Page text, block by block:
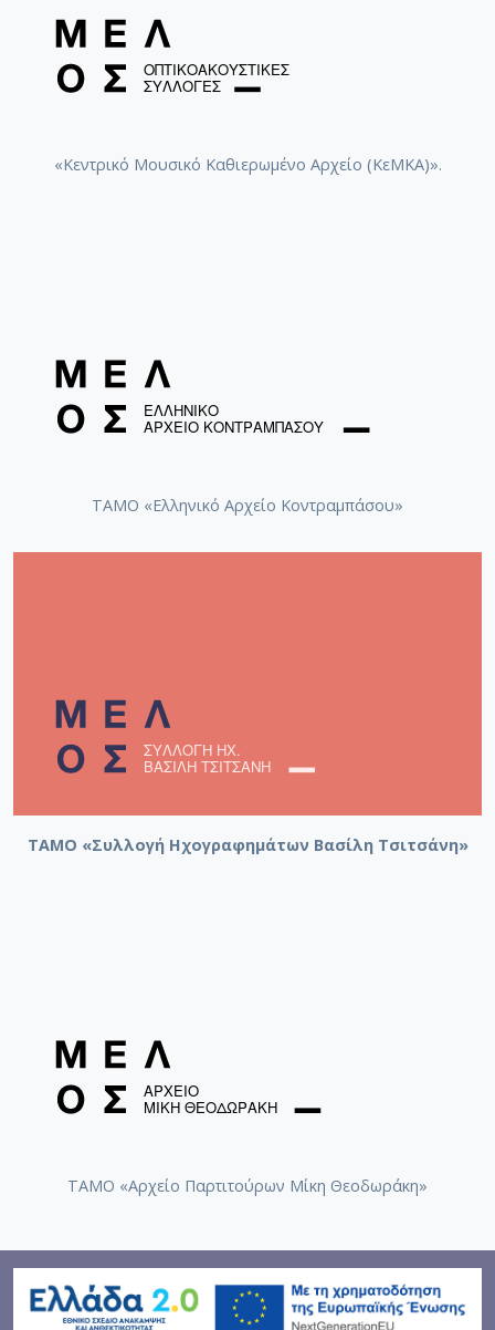
«Κεντρικό Μουσικό Καθιερωμένο Αρχείο (ΚεΜΚΑ)».
ΤΑΜΟ «Ελληνικό Αρχείο Κοντραμπάσου»
ΤΑΜΟ «Συλλογή Ηχογραφημάτων Βασίλη Τσιτσάνη»
ΤΑΜΟ «Αρχείο Παρτιτούρων Μίκη Θεοδωράκη»